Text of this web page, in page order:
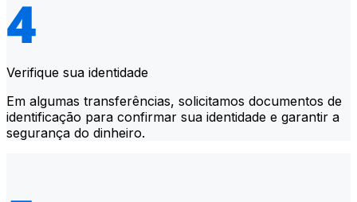
Verifique sua identidade
Em algumas transferências, solicitamos documentos de
identificação para confirmar sua identidade e garantir a
segurança do dinheiro.